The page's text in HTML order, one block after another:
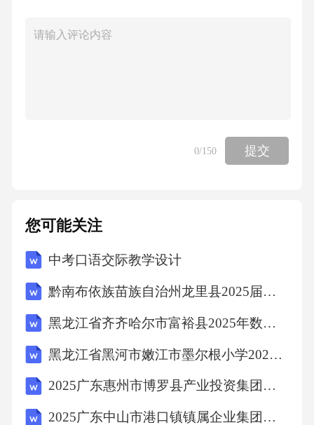
在____年____月____日前向债权人清偿____元
债务分别为：甲方____元（债务内容：_______
____，债权人：__________________）。该等
四、其他约定
1、本协议自双方签字（或盖章）之日起生效。
2、本协议一式____份，甲乙双方各执____份，
0/150 提交
您可能关注
中考口语交际教学设计
黔南布依族苗族自治州龙里县2025届三下数学期末教学质量检测模拟试题含解析
黑龙江省齐齐哈尔市富裕县2025年数学三年级第二学期期末统考模拟试题（含解析）
黑龙江省黑河市嫩江市墨尔根小学2025年数学三年级下学期期中预测试题含答案
2025广东惠州市博罗县产业投资集团有限公司下属子公司招聘工作人员笔试及工作安排笔试历年典型考点题库附带答案详解
2025广东中山市港口镇镇属企业集团招聘员工拟聘人员笔试历年常考点试题专练附带答案详解